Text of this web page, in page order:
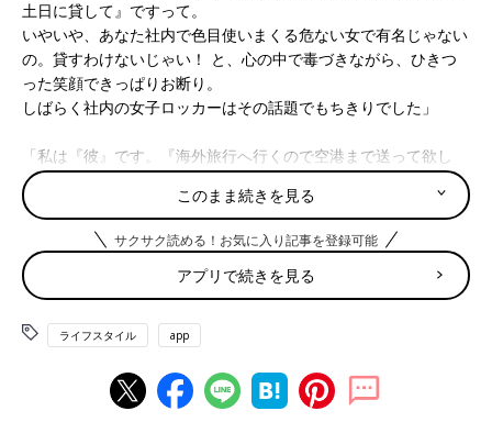
土日に貸して』ですって。
いやいや、あなた社内で色目使いまくる危ない女で有名じゃない
の。貸すわけないじゃい！ と、心の中で毒づきながら、ひきつ
った笑顔できっぱりお断り。
しばらく社内の女子ロッカーはその話題でもちきりでした」
「私は『彼』です。『海外旅行へ行くので空港まで送って欲し
い』が理由。意味わからん』
「20万円です。
でまぁまぁ仲良くしていたママ友です。
『ATMで20万円おろしたけど、ATMでとり忘れたのか落とした
のか、見当たらない。夫に知られたら大変なことに。来月には返
すからお願い』
１万円でもびっくりなのに20万円って。もちろんお断り。小学校
に上がってからは疎遠になりました」
「私は真珠のネックレスです。近所のママ友で『冠婚葬祭で使い
このまま続きを見る
サクサク読める！お気に入り記事を登録可能
アプリで続きを見る
ライフスタイル app